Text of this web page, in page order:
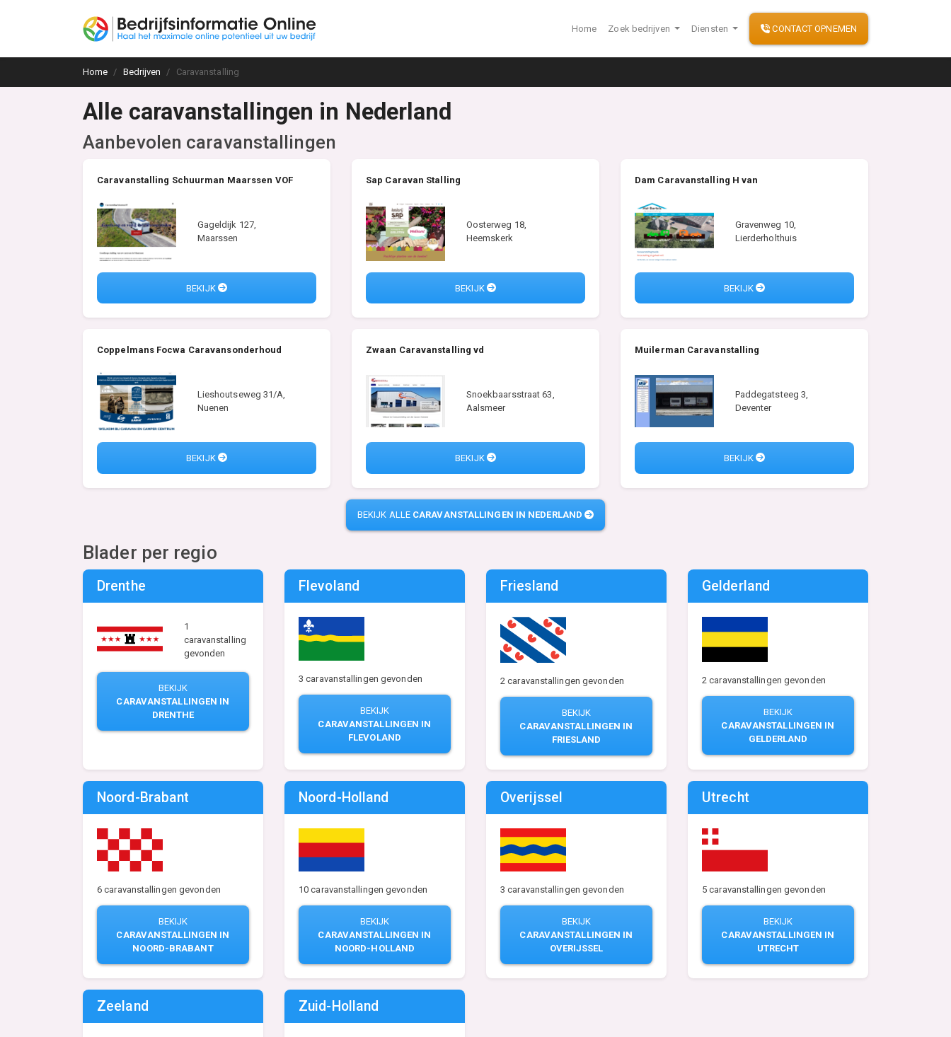
Home Zoek bedrijven Diensten CONTACT OPNEMEN
Home Bedrijven Caravanstalling
Alle caravanstallingen in Nederland
Aanbevolen caravanstallingen
Caravanstalling Schuurman Maarssen VOF
Gageldijk 127,
Maarssen
BEKIJK
Sap Caravan Stalling
Oosterweg 18,
Heemskerk
BEKIJK
Dam Caravanstalling H van
Gravenweg 10,
Lierderholthuis
BEKIJK
Coppelmans Focwa Caravansonderhoud
Lieshoutseweg 31/A,
Nuenen
BEKIJK
Zwaan Caravanstalling vd
Snoekbaarsstraat 63,
Aalsmeer
BEKIJK
Muilerman Caravanstalling
Paddegatsteeg 3,
Deventer
BEKIJK
BEKIJK ALLE CARAVANSTALLINGEN IN NEDERLAND
Blader per regio
Drenthe
1
caravanstalling
gevonden
BEKIJK
CARAVANSTALLINGEN IN
DRENTHE
Flevoland
3 caravanstallingen gevonden
BEKIJK
CARAVANSTALLINGEN IN
FLEVOLAND
Friesland
2 caravanstallingen gevonden
BEKIJK
CARAVANSTALLINGEN IN
FRIESLAND
Gelderland
2 caravanstallingen gevonden
BEKIJK
CARAVANSTALLINGEN IN
GELDERLAND
Noord-Brabant
6 caravanstallingen gevonden
BEKIJK
CARAVANSTALLINGEN IN
NOORD-BRABANT
Noord-Holland
10 caravanstallingen gevonden
BEKIJK
CARAVANSTALLINGEN IN
NOORD-HOLLAND
Overijssel
3 caravanstallingen gevonden
BEKIJK
CARAVANSTALLINGEN IN
OVERIJSSEL
Utrecht
5 caravanstallingen gevonden
BEKIJK
CARAVANSTALLINGEN IN
UTRECHT
Zeeland Zuid-Holland